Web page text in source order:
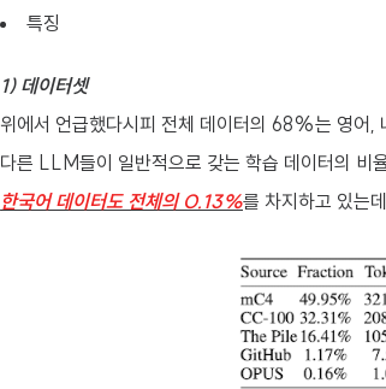
특징
1) 데이터셋
위에서 언급했다시피 전체 데이터의 68%는 영어
다른 LLM들이 일반적으로 갖는 학습 데이터의 비
한국어 데이터도 전체의 0.13%를 차지하고 있는